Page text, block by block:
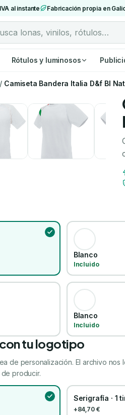
al instante Fabricación propia en
Rótulos y luminosos
Camiseta Bandera Italia D&f Bl
Blanco
Incluido
Blanco
Incluido
tu logotipo
de personalización. El archivo nos
producir.
Serigrafía · 1
+84,70 €